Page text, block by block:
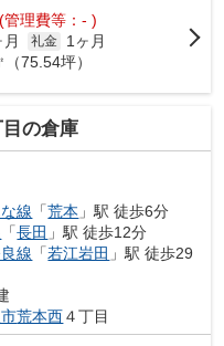
(管理費等：- )
礼金
1ヶ月
75.54坪）
の倉庫
線 「荒本 」駅 徒歩6分
「長田 」駅 徒歩12分
線 「若江岩田 」駅 徒歩29
荒本西４丁目